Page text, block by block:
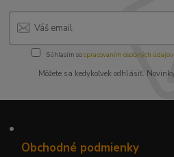
Súhlasím sospracovaním osobných údajov
Môžete sa kedykoľvek odhlásiť.
•
Obchodné podmienky